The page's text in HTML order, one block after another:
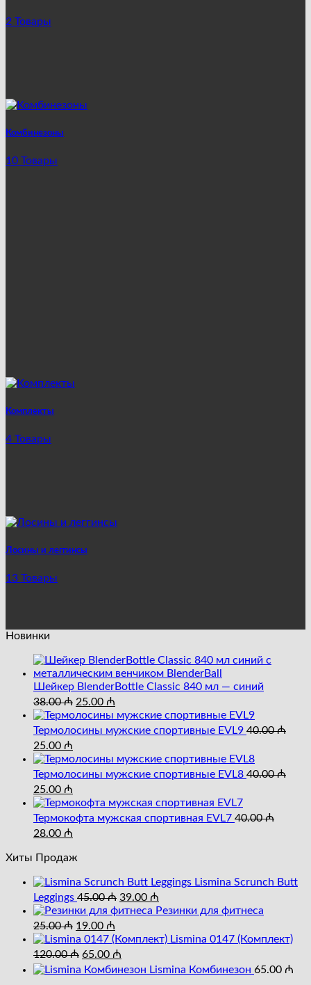
2 Товары
Комбинезоны
10 Товары
Комплекты
4 Товары
Лосины и леггинсы
13 Товары
Новинки
Шейкер BlenderBottle Classic 840 мл — синий
38.00₼ Первоначальная
цена
25.00 ₼
цена:
25.00 ₼.
Термолосины мужские спортивные EVL9 40.00₼
Первоначальная
цена
составляла
40.00 ₼.
25.00 ₼
цена:
25.00 ₼.
Термолосины мужские спортивные EVL8 40.00₼
Первоначальная
цена
составляла
40.00 ₼.
25.00 ₼
цена:
25.00 ₼.
Термокофта мужская спортивная EVL7 40.00₼
Первоначальная
составляла
28.00 ₼
28.00 ₼.
Хиты Продаж
Lismina Scrunch Butt
Leggings 45.00₼ Первоначальная
цена
45.00 ₼.
39.00 ₼
цена:
Резинки для фитнеса
25.00₼ Первоначальная
цена
составляла
25.00 ₼.
19.00 ₼
цена:
19.00 ₼.
Lismina 0147 (Комплект)
120.00₼ Первоначальная
цена
составляла
65.00 ₼
Lismina Комбинезон 65.00 ₼